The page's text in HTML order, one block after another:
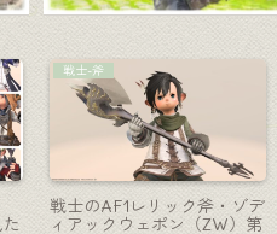
学者-魔道書
オメガ零式アルファ4層の学
者 武器・魔法陣が浮かぶ本